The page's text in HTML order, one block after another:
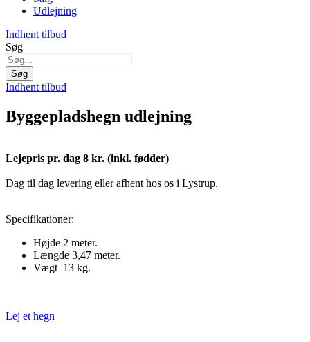
Udlejning
Indhent tilbud
Søg
Søg
Indhent tilbud
Byggepladshegn udlejning
Lejepris pr. dag 8 kr. (inkl. fødder)
Dag til dag levering eller afhent hos os i Lystrup.
Specifikationer:
Højde 2 meter.
Længde 3,47 meter.
Vægt 13 kg.
Lej et hegn